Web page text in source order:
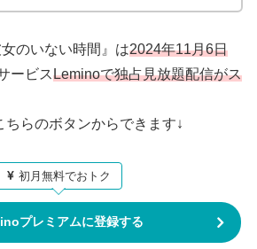
のいない時間』は2024年11月6日
ービスLeminoで独占見放題配信がス
ちらのボタンからできます↓
初月無料でおトク
プレミアムに登録する